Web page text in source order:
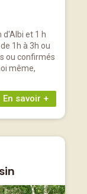
d'Albi et 1 h
1h à 3h ou
ou confirmés
même,
En savoir +